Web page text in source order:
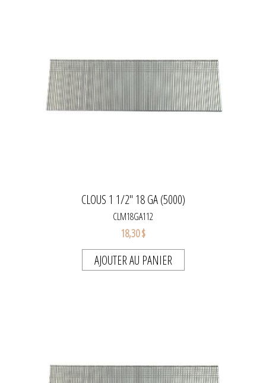
CLOUS 1 1/2'' 18 GA (5000)
CLM18GA112
18,30 $
AJOUTER AU PANIER